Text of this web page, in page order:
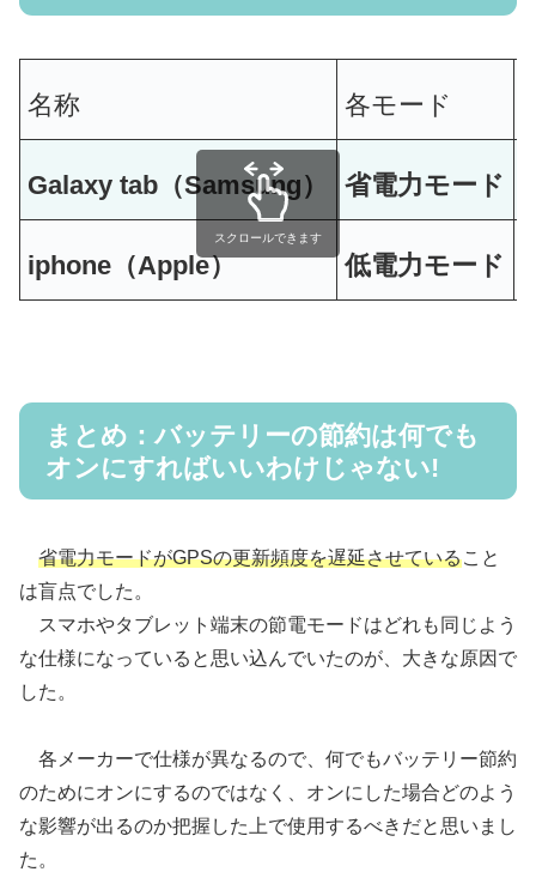
名称 各モード
Galaxy tab（Samsung） 省電力モード
iphone（Apple） 低電力モード
スクロールできます
まとめ：バッテリーの節約は何でも
オンにすればいいわけじゃない!
省電力モードがGPSの更新頻度を遅延させていること
は盲点でした。
スマホやタブレット端末の節電モードはどれも同じよう
な仕様になっていると思い込んでいたのが、大きな原因で
した。
各メーカーで仕様が異なるので、何でもバッテリー節約
のためにオンにするのではなく、オンにした場合どのよう
な影響が出るのか把握した上で使用するべきだと思いまし
た。